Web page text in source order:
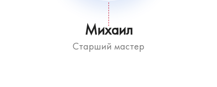
Михаил
Старший мастер